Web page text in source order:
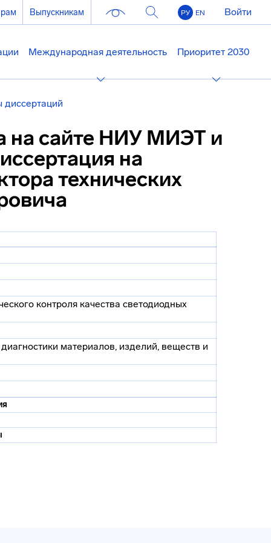
Выпускникам РУ EN Войти
Международная деятельность Приоритет 2030
на сайте НИУ МИЭТ и
на
технических
контроля качества светодиодных
материалов, изделий, веществ и